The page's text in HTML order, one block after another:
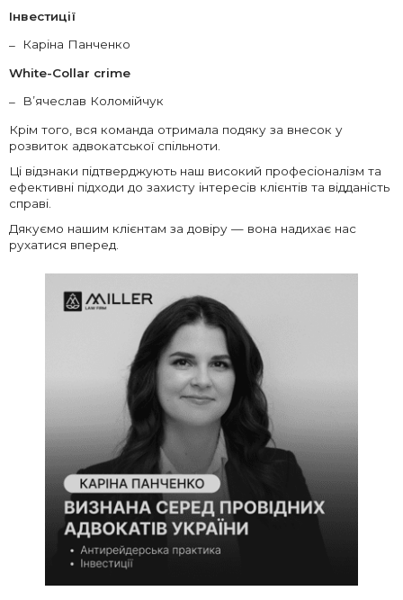
Інвестиції
Каріна Панченко
White-Collar crime
В’ячеслав Коломійчук
Крім того, вся команда отримала подяку за внесок у
розвиток адвокатської спільноти.
Ці відзнаки підтверджують наш високий професіоналізм та
ефективні підходи до захисту інтересів клієнтів та відданість
справі.
Дякуємо нашим клієнтам за довіру — вона надихає нас
рухатися вперед.